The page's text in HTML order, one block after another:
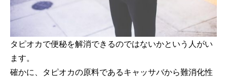
タピオカで便秘を解消できるのではないかという人がい
ます。
確かに、タピオカの原料であるキャッサバから難消化性